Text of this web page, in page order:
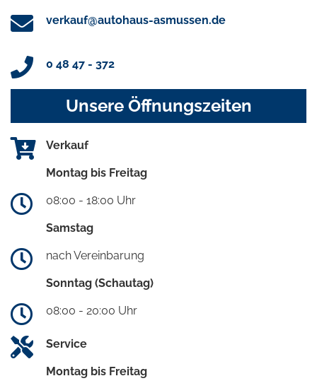
verkauf@autohaus-asmussen.de
0 48 47 - 372
Unsere Öffnungszeiten
Verkauf
Montag bis Freitag
08:00 - 18:00 Uhr
Samstag
nach Vereinbarung
Sonntag (Schautag)
08:00 - 20:00 Uhr
Service
Montag bis Freitag